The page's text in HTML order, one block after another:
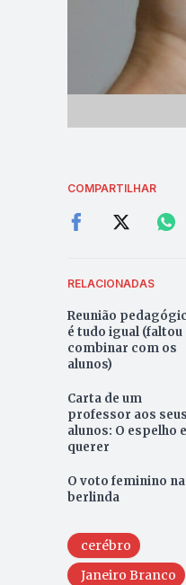
COMPARTILHAR
RELACIONADAS
Reunião
é tudo igual (faltou
combinar com os
alunos)
Carta de um
professor aos seus
alunos: O espelho
querer
O voto feminino na
berlinda
cerébro
Janeiro Branco